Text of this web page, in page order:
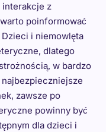
interakcje z
poinformować
i niemowlęta
dlatego
w bardzo
zawsze po
powinny być
dla dzieci i